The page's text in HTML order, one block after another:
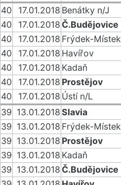
40 17.01.2018 Benátky n/J
40
17.01.2018 Č.Budějovice
40
17.01.2018 Frýdek-Místek
40
17.01.2018 Havířov
40
17.01.2018 Kadaň
40
17.01.2018 Prostějov
40
17.01.2018 Ústí n/L
39 13.01.2018Slavia
39 13.01.2018 Frýdek-Místek
39 13.01.2018 Prostějov
39 13.01.2018 Kadaň
39 13.01.2018 Č.Budějovice